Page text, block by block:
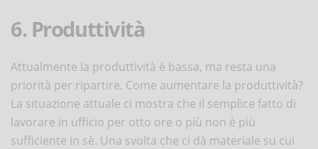
6. Produttività
Attualmente la produttività è bassa, ma resta una
priorità per ripartire. Come aumentare la produttività?
La situazione attuale ci mostra che il semplice fatto di
lavorare in ufficio per otto ore o più non è più
sufficiente in sè. Una svolta che ci dà materiale su cui